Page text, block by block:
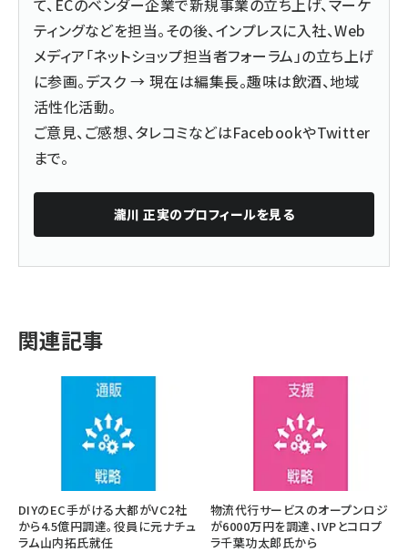
ティングなどを担当。その後、インプレスに入社、Web
メディア「ネットショップ担当者フォーラム」の立ち上げ
に参画。デスク → 現在は編集長。趣味は飲酒、地域
活性化活動。
ご意見、ご感想、タレコミなどはFacebookやTwitter
まで。
瀧川 正実のプロフィールを見る
関連記事
DIYのEC手がける大都がVC2社
から4.5億円調達。役員に元ナチュ
ラム山内拓氏就任
物流代行サービスのオープンロジ
が6000万円を調達、IVPとコロプ
ラ千葉功太郎氏から